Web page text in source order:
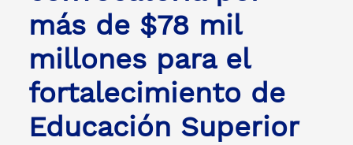
más de $78 mil
millones para el
fortalecimiento de
Educación Superior